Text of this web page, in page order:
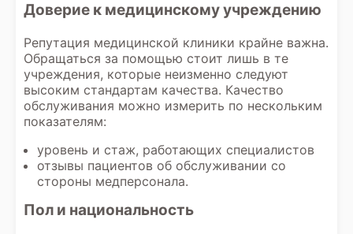
Доверие к медицинскому учреждению
Репутация медицинской клиники крайне важна.
Обращаться за помощью стоит лишь в те
учреждения, которые неизменно следуют
высоким стандартам качества. Качество
обслуживания можно измерить по нескольким
показателям:
уровень и стаж, работающих специалистов
отзывы пациентов об обслуживании со
стороны медперсонала.
Пол и национальность